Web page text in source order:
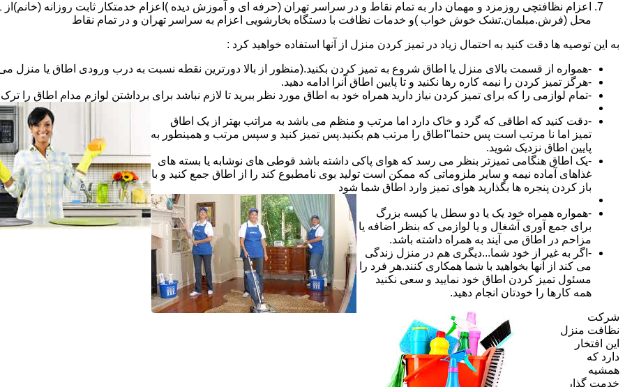
محل (فرش.مبلمان.تشک خوش خواب )و خدمات نظافت با دستگاه بخارشویی اعزام به سراسر تهران و در تمام نقاط
به این توصیه ها دقت کنید به احتمال زیاد در تمیز کردن منزل از آنها استفاده خواهید کرد :
-همواره از قسمت بالای منزل یا اطاق شروع به تمیز کردن بکنید.(منظور از بالا دورترین نقطه نسبت به درب ورودی اطاق یا منزل
-هرگز تمیز کردن را نیمه کاره رها نکنید و تا پایین اطاق آنرا ادامه دهید.
-تمام لوازمی را که برای تمیز کردن نیاز دارید همراه خود به اطاق مورد نظر ببرید تا لازم نباشد برای برداشتن لوازم مدام اطاق را ترک
-دقت کنید که اطاقی که گرد و خاک دارد اما مرتب و منظم می باشد به مراتب بهتر از یک اطاق
تمیز اما نا مرتب است پس حتما"اطاق را مرتب هم بکنید.پس تمیز کنید و سپس مرتب و همینطور به
پایین اطاق نزدیک شوید.
-یک اطاق هنگامی تمیزتر بنظر می رسد که هوای پاکی داشته باشد قوطی های نوشابه یا بسته های
غذاهای آماده نیمه و سایر ملزوماتی که ممکن است تولید بوی نامطبوع کند را از اطاق جمع کنید و با
باز کردن پنجره ها بگذارید هوای تمیز وارد اطاق شما شود
-همواره همراه خود یک یا دو سطل یا کیسه بزرگ
برای جمع آوری آشغال و یا لوازمی که بنظر اضافه یا
مزاحم در اطاق می آیند به همراه داشته باشد.
-اگر به غیر از خود شما...دیگری هم در منزل زندگی
می کند از آنها بخواهید با شما همکاری کنند.هر فرد را
مسئول تمیز کردن اطاق خود نمایید و سعی نکنید
همه کارها را خودتان انجام دهید.
شرکت
نظافت منزل
این افتخار
دارد که
همشیه
خدمت گذار